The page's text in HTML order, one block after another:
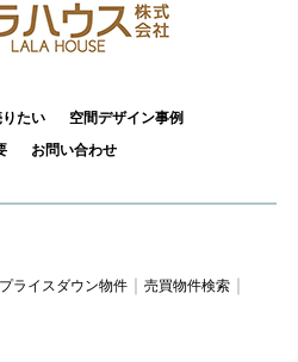
来店予約
たい
空間デザイン事例
お問い合わせ
プライスダウン物件
売買物件検索